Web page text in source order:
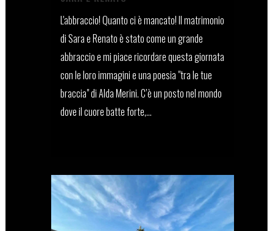
L'abbraccio! Quanto ci è mancato! Il matrimonio
di Sara e Renato è stato come un grande
abbraccio e mi piace ricordare questa giornata
con le loro immagini e una poesia "tra le tue
braccia" di Alda Merini. C’è un posto nel mondo
dove il cuore batte forte,...